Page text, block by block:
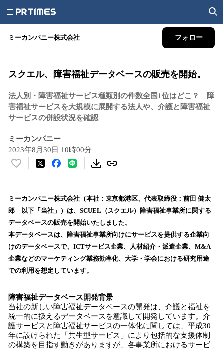
ミーカンパニー株式会社 フォロー
スクエル、障害福祉データベースの販売を開始。
法人別・障害福祉サービス種類別の件数全国1位はどこ？ 障
害福祉サービスを大規模に展開する法人や、介護と障害福祉
サービスの併設状況を確認
ミーカンパニー
2023年8月30日 10時00分
い
！
数
を
読
込
み
中
す
ミーカンパニー株式会社（本社：東京都港区、代表取締役：前田 健太
郎 以下「当社」）は、SCUEL（スクエル）障害福祉事業所に関する
データベースの販売を開始いたしました。
本データベースは、障害福祉事業所向けにサービスを提供する企業向
けのデータベースで、ICTサービス企業、人材紹介・派遣企業、M&A
企業などのマーケティング業務効率化、大学・学会における研究用途
での利用を想定しています。
障害福祉データベース開発背景
当社の新しい障害福祉データベースの開発は、介護と福祉を
統一的に扱えるデータベースを意識して開発しています。介
護サービスと障害福祉サービスの一体化に関しては、平成30
年に設けられた「共生型サービス」により包括的な支援体制
の構築を目指す動きがありますが、各事業所におけるサービ